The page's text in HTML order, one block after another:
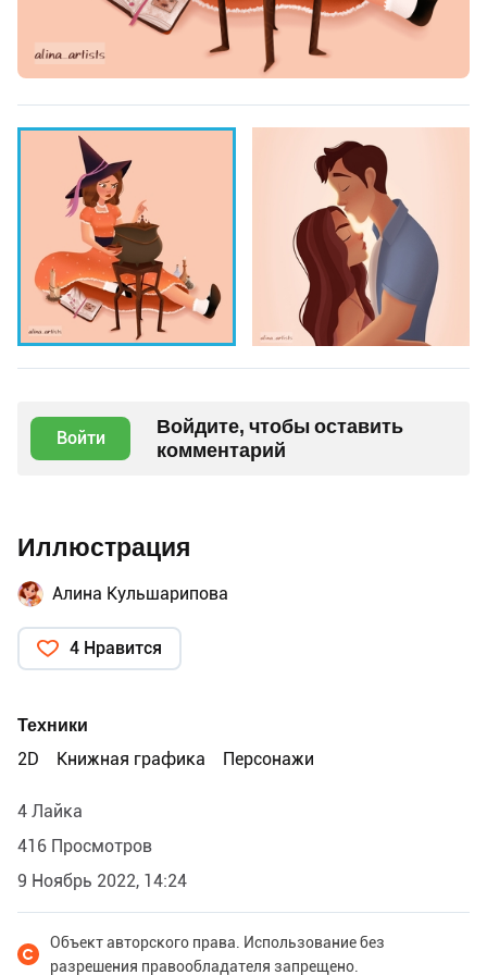
Войти
Войдите, чтобы оставить
комментарий
Иллюстрация
Алина Кульшарипова
4 Нравится
Техники
2D
Книжная графика Персонажи
4 Лайка
416 Просмотров
9 Ноябрь 2022, 14:24
Объект авторского права. Использование без
разрешения правообладателя запрещено.